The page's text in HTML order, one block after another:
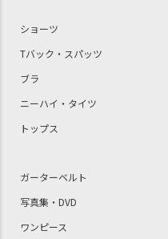
ショーツ
Tバック・スパッツ
ブラ
ニーハイ・タイツ
トップス
ガーターベルト
写真集・DVD
ワンピース